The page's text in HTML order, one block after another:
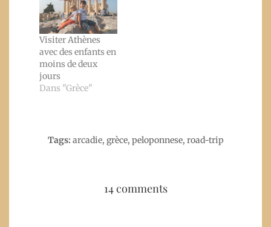
Visiter Athènes
avec des enfants en
moins de deux
jours
Dans "Grèce"
Tags: arcadie, grèce, peloponnese, road-trip
14 comments